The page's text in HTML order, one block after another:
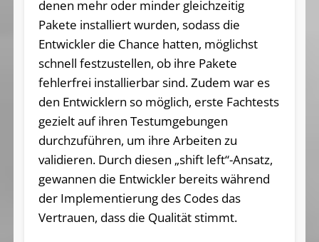
denen mehr oder minder gleichzeitig
Pakete installiert wurden, sodass die
Entwickler die Chance hatten, möglichst
schnell festzustellen, ob ihre Pakete
fehlerfrei installierbar sind. Zudem war es
den Entwicklern so möglich, erste Fachtests
gezielt auf ihren Testumgebungen
durchzuführen, um ihre Arbeiten zu
validieren. Durch diesen „shift left“-Ansatz,
gewannen die Entwickler bereits während
der Implementierung des Codes das
Vertrauen, dass die Qualität stimmt.